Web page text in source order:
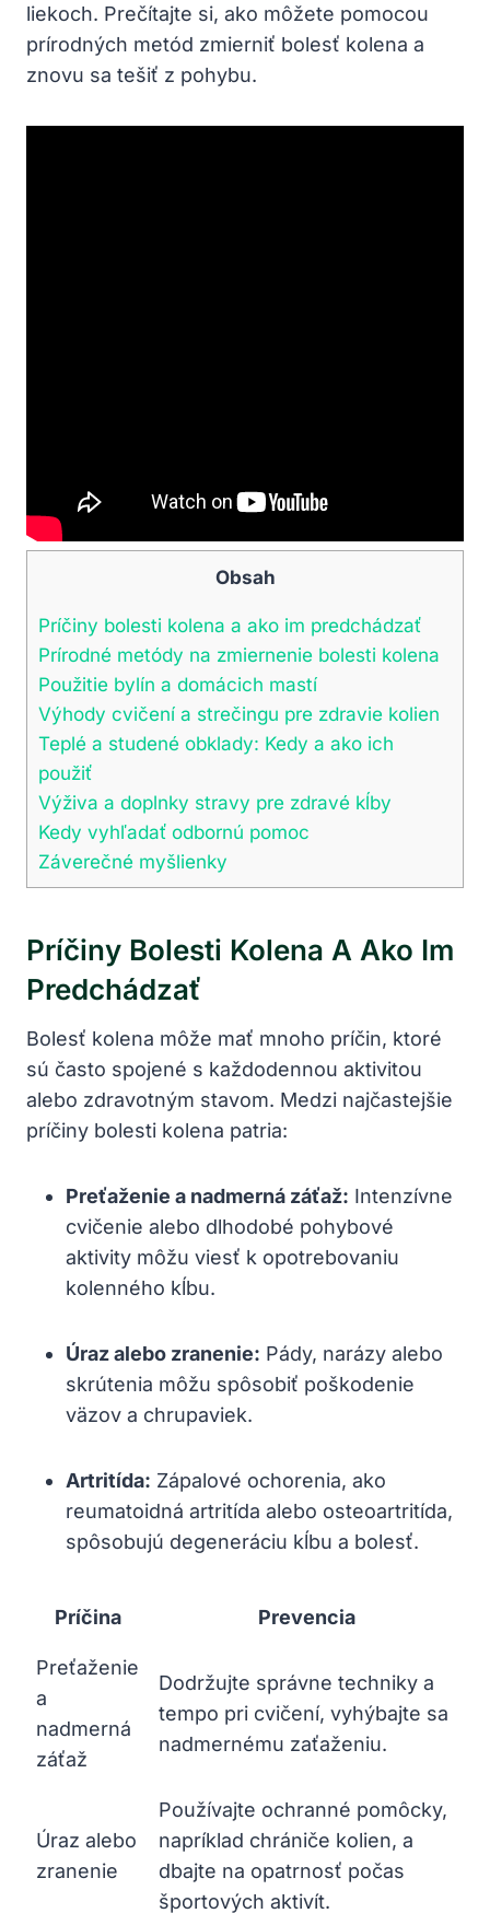
liekoch. Prečítajte si, ako môžete pomocou
prírodných metód zmierniť bolesť kolena a
znovu sa tešiť z pohybu.
Obsah
Príčiny bolesti kolena a ako im predchádzať
Prírodné metódy na zmiernenie bolesti kolena
Použitie bylín a domácich mastí
Výhody cvičení a strečingu pre zdravie kolien
Teplé a studené obklady: Kedy a ako ich
použiť
Výživa a doplnky stravy pre zdravé kĺby
Kedy vyhľadať odbornú pomoc
Záverečné myšlienky
Príčiny Bolesti Kolena A Ako Im
Predchádzať
Bolesť kolena môže mať mnoho príčin, ktoré
sú často spojené s každodennou aktivitou
alebo zdravotným stavom. Medzi najčastejšie
príčiny bolesti kolena patria:
Preťaženie a nadmerná záťaž: Intenzívne
cvičenie alebo dlhodobé pohybové
aktivity môžu viesť k opotrebovaniu
kolenného kĺbu.
Úraz alebo zranenie: Pády, narázy alebo
skrútenia môžu spôsobiť poškodenie
väzov a chrupaviek.
Artritída: Zápalové ochorenia, ako
reumatoidná artritída alebo osteoartritída,
spôsobujú degeneráciu kĺbu a bolesť.
Príčina Prevencia
Preťaženie
a
nadmerná
záťaž
Dodržujte správne techniky a
tempo pri cvičení, vyhýbajte sa
nadmernému zaťaženiu.
Úraz alebo
zranenie
Používajte ochranné pomôcky,
napríklad chrániče kolien, a
dbajte na opatrnosť počas
športových aktivít.